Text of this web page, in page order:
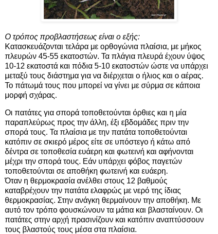
Ο τρόπος προβλαστήσεως είναι ο εξής:
Κατασκευάζονται τελάρα με ορθογώνια πλαίσια, με μήκος
πλευρών 45-55 εκατοστών. Τα πλάγια πλευρά έχουν ύψος
10-12 εκατοστά και πόδια 5-10 εκατοστών ώστε να υπάρχει
μεταξύ τους διάστημα για να διέρχεται ο ήλιος και ο αέρας.
Το πάτωμά τους που μπορεί να γίνει με σύρμα σε κάποια
μορφή σχάρας.
Οι πατάτες για σπορά τοποθετούνται όρθιες και η μία
παραπλεύρως προς την άλλη, έξι εβδομάδες πριν την
σπορά τους. Τα πλαίσια με την πατάτα τοποθετούνται
κατόπιν σε σκιερό μέρος είτε σε υπόστεγο ή κάτω από
δέντρα σε τοποθεσία ευάερη και φωτεινή και αφήνονται
μέχρι την σπορά τους. Εάν υπάρχει φόβος παγετών
τοποθετούνται σε αποθήκη φωτεινή και ευάερη.
Όταν η θερμοκρασία ανέλθει στους 12 βαθμούς
καταβρέχουν την πατάτα ελαφρώς με νερό της ίδιας
θερμοκρασίας. Στην ανάγκη θερμαίνουν την αποθήκη. Με
αυτό τον τρόπο φουσκώνουν τα μάτια και βλασταίνουν. Οι
πατάτες στην αρχή πρασινίζουν και κατόπιν αναπτύσσουν
τους βλαστούς τους μέσα στα πλαίσια.